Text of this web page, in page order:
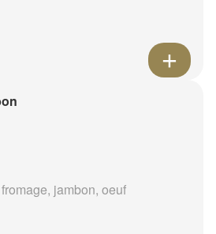
jambon, oeuf